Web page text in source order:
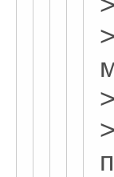
>